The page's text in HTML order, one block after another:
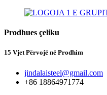
Prodhues çeliku
15 Vjet Përvojë në Prodhim
jindalaisteel@gmail.com
+86 18864971774